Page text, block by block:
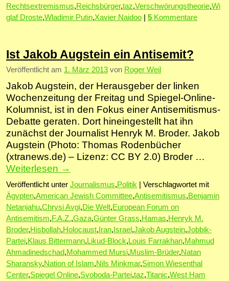
Rechtsextremismus,Reichsbürger,taz,Verschwörungstheorie,Wi
glaf Droste,Wladimir Putin,Xavier Naidoo 5 Kommentare
Ist Jakob Augstein ein Antisemit?
Veröffentlicht am 1. März 2013 von Roger Weil
Jakob Augstein, der Herausgeber der linken
Wochenzeitung der Freitag und Spiegel-Online-
Kolumnist, ist in den Fokus einer Antisemitismus-
Debatte geraten. Dort hineingestellt hat ihn
zunächst der Journalist Henryk M. Broder. Jakob
Augstein (Photo: Thomas Rodenbücher
(xtranews.de) – Lizenz: CC BY 2.0) Broder …
Weiterlesen →
Veröffentlicht unter Journalismus,Politik
Verschlagwortet mit
Ägypten,American Jewish Committee,Antisemitismus,Benjamin
Netanjahu,Chrysi Avgi,Die Welt,European Forum on
Antisemitism,F.A.Z.,Gaza,Günter Grass,Hamas,Henryk M.
Broder,Hisbollah,Holocaust, Iran, Israel ,Jakob Augstein,Jobbik-
Partei,Klaus Bittermann,Likud-Block,Louis Farrakhan,Mahmud
Ahmadinedschad,Mohammed Mursi,Muslim-Brüder,Natan
Sharansky,Nation of Islam,Nils Minkmar,Simon Wiesenthal
Center,Spiegel Online,Svoboda-Partei,taz,Titanic,West Ham